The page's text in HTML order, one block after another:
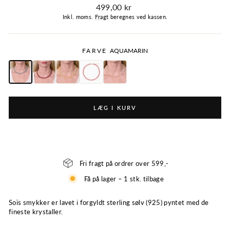
Normalpris
499,00 kr
Inkl. moms. Fragt beregnes ved kassen.
FARVEAQUAMARIN
LÆG I KURV
Fri fragt på ordrer over 599,-
Få på lager – 1 stk. tilbage
Soïs smykker er lavet i forgyldt sterling sølv (925) pyntet med de
fineste krystaller.